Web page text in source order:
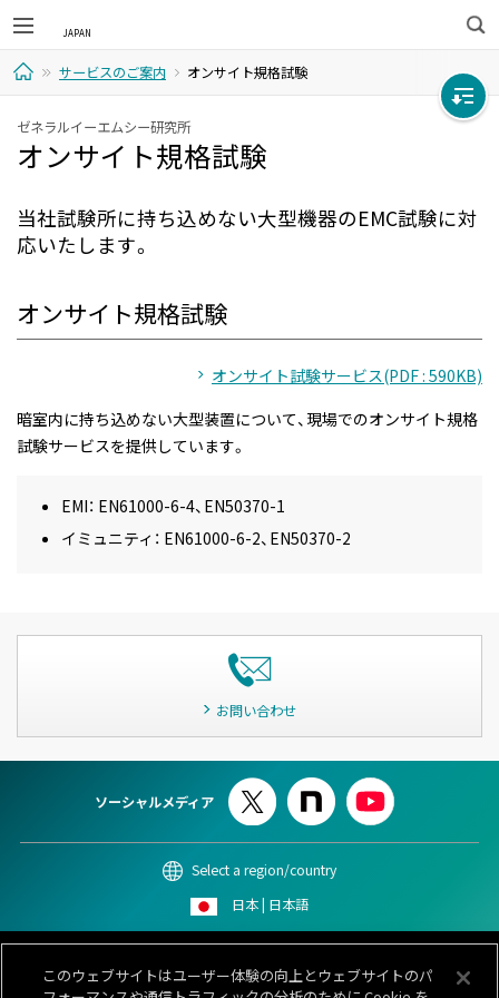
検
索
ホ
ー
ム
サービスのご案内 オンサイト規格試験
ゼネラルイーエムシー研究所
オンサイト規格試験
当社試験所に持ち込めない大型機器のEMC試験に対
応いたします。
オンサイト規格試験
オンサイト試験サービス(PDF : 590KB)
暗室内に持ち込めない大型装置について、現場でのオンサイト規格
試験サービスを提供しています。
EMI： EN61000-6-4、EN50370-1
イミュニティ： EN61000-6-2、EN50370-2
お問い合わせ
ソーシャルメディア
Select a region/country
日本 | 日本語
情報セキュリティポリシー
カスタマーハラスメント対応基本方針
このウェブサイトはユーザー体験の向上とウェブサイトのパ